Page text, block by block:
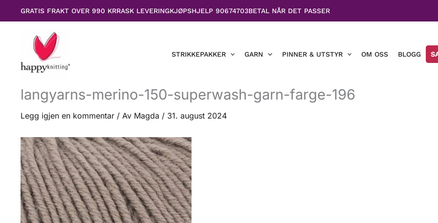
GRATIS FRAKT OVER 990 KRRASK LEVERINGKJØPSHJELP 90674703BETAL NÅR DET PASSER
STRIKKEPAKKER GARN PINNER & UTSTYR OM OSS BLOGG
langyarns-merino-150-superwash-garn-farge-196
Legg igjen en kommentar / Av Magda / 31. august 2024